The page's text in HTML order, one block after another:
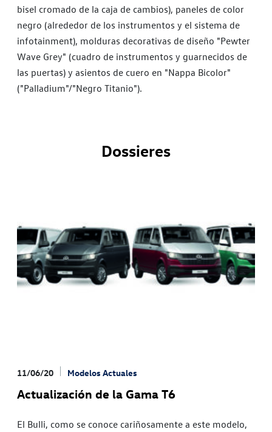
bisel cromado de la caja de cambios), paneles de color
negro (alrededor de los instrumentos y el sistema de
infotainment), molduras decorativas de diseño "Pewter
Wave Grey" (cuadro de instrumentos y guarnecidos de
las puertas) y asientos de cuero en "Nappa Bicolor"
("Palladium"/"Negro Titanio").
Dossieres
11/06/20 Modelos Actuales
Actualización de la Gama T6
El Bulli, como se conoce cariñosamente a este modelo,